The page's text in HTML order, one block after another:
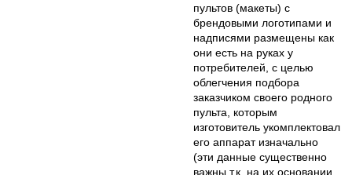
пультов (макеты) с
брендовыми логотипами и
надписями размещены как
они есть на руках у
потребителей, с целью
облегчения подбора
заказчиком своего родного
пульта, которым
изготовитель укомплектовал
его аппарат изначально
(эти данные существенно
важны т.к. на их основании